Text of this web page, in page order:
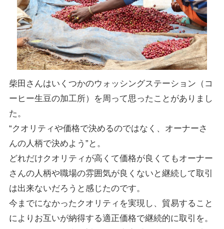
柴田さんはいくつかのウォッシングステーション（コ
ーヒー生豆の加工所）を周って思ったことがありまし
た。
“クオリティや価格で決めるのではなく、オーナーさ
んの人柄で決めよう”と。
どれだけクオリティが高くて価格が良くてもオーナー
さんの人柄や職場の雰囲気が良くないと継続して取引
は出来ないだろうと感じたのです。
今までになかったクオリティを実現し、貿易すること
によりお互いが納得する適正価格で継続的に取引を。